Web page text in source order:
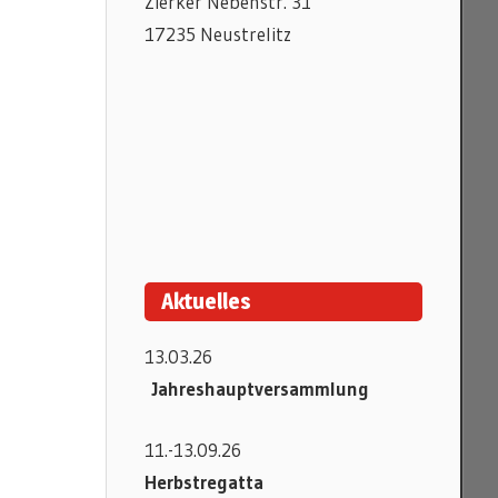
17235 Neustrelitz
Aktuelles
13.03.26
Jahreshauptversammlung
11.-13.09.26
Herbstregatta